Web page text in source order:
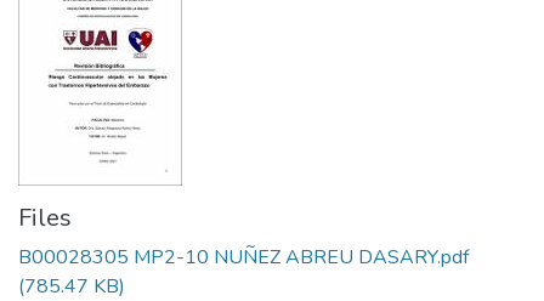
Files
B00028305 MP2-10 NUÑEZ ABREU DASARY.pdf
(785.47 KB)